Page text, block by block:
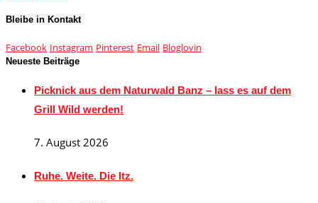
Bleibe in Kontakt
Facebook Instagram Pinterest Email Bloglovin
Neueste Beiträge
Picknick aus dem Naturwald Banz – lass es auf dem
Grill Wild werden!
7. August 2026
Ruhe. Weite. Die Itz.